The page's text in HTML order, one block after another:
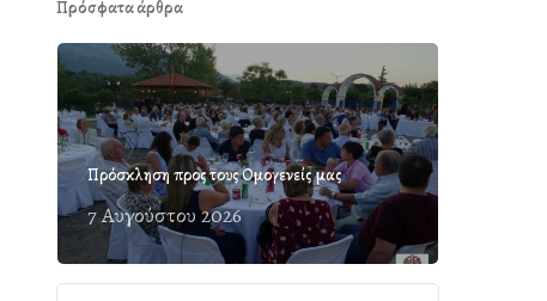
Πρόσφατα άρθρα
Πρόσκληση προς τους Ομογενείς μας
7 Αυγούστου 2026